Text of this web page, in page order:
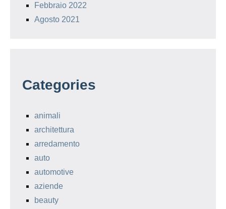
Febbraio 2022
Agosto 2021
Categories
animali
architettura
arredamento
auto
automotive
aziende
beauty